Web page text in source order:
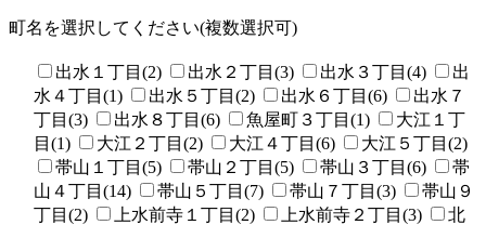
町名を選択してください(複数選択可)
出水１丁目(2) 出水２丁目(3) 出水３丁目(4)
出
水４丁目(1)
出水５丁目(2) 出水６丁目(6)
出水７
丁目(3)
出水８丁目(6) 魚屋町３丁目(1)
大江１丁
目(1)
大江２丁目(2) 大江４丁目(6)
大江５丁目(2)
帯山１丁目(5)
帯山２丁目(5) 帯山３丁目(6)
帯
山４丁目(14)
帯山５丁目(7) 帯山７丁目(3)
帯山９
丁目(2)
上水前寺１丁目(2) 上水前寺２丁目(3)
北